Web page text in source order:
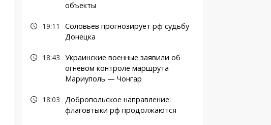
объекты
19:11
Соловьев прогнозирует рф судьбу
Донецка
18:43 Украинские военные заявили об
огневом контроле маршрута
Мариуполь — Чонгар
18:03 Добропольское направление:
флаговтыки рф продолжаются